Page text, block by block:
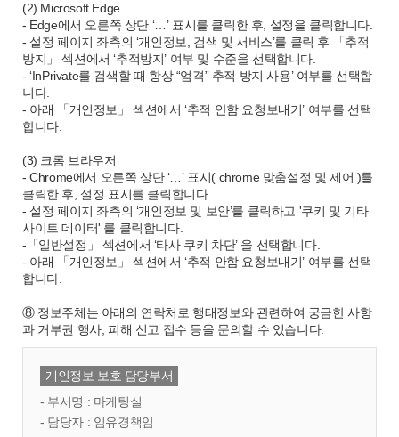
(2) Microsoft Edge
- Edge에서 오른쪽 상단 ‘…’ 표시를 클릭한 후, 설정을 클릭합니다.
- 설정 페이지 좌측의 ‘개인정보, 검색 및 서비스’를 클릭 후 「추적
방지」 섹션에서 ‘추적방지’ 여부 및 수준을 선택합니다.
- ‘InPrivate를 검색할 때 항상 “엄격” 추적 방지 사용’ 여부를 선택합
니다.
- 아래 「개인정보」 섹션에서 ‘추적 안함 요청보내기’ 여부를 선택
합니다.
(3) 크롬 브라우저
- Chrome에서 오른쪽 상단 ‘…’ 표시( chrome 맞춤설정 및 제어 )를
클릭한 후, 설정 표시를 클릭합니다.
- 설정 페이지 좌측의 ‘개인정보 및 보안’를 클릭하고 '쿠키 및 기타
사이트 데이터' 를 클릭합니다.
-「일반설정」 섹션에서 ‘타사 쿠키 차단’ 을 선택합니다.
- 아래 「개인정보」 섹션에서 ‘추적 안함 요청보내기’ 여부를 선택
합니다.
⑧ 정보주체는 아래의 연락처로 행태정보와 관련하여 궁금한 사항
과 거부권 행사, 피해 신고 접수 등을 문의할 수 있습니다.
개인정보 보호 담당부서
- 부서명 : 마케팅실
- 담당자 : 임유경책임